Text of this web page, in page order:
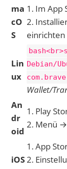
ma
cO
S
1. Im App
2.
einrichten
Lin
ux
Debian/
Wallet/
An
dr
oid
1. Play
2. Menü →
iOS
1. App
2.